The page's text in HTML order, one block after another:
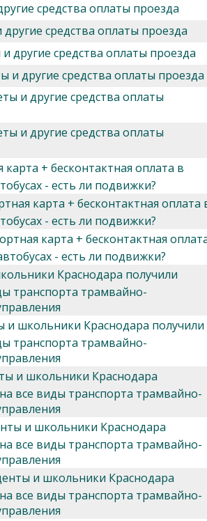
средства оплаты проезда
другие средства оплаты проезда
и другие средства оплаты проезда
и другие средства оплаты проезда
и другие средства оплаты
и другие средства оплаты
карта + бесконтактная оплата в
- есть ли подвижки?
карта + бесконтактная оплата
- есть ли подвижки?
карта + бесконтактная
- есть ли подвижки?
Краснодара получили
транспорта трамвайно-
и школьники Краснодара получили
транспорта трамвайно-
и школьники Краснодара
все виды транспорта трамвайно-
и школьники Краснодара
все виды транспорта трамвайно-
и школьники Краснодара
все виды транспорта трамвайно-